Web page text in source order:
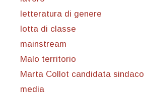
letteratura di genere
lotta di classe
mainstream
Malo territorio
Marta Collot candidata sindaco
media